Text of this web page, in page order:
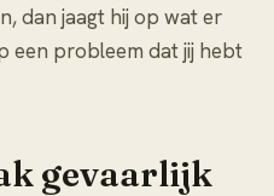
dan jaagt hij op wat er
een probleem dat jij hebt
gevaarlijk